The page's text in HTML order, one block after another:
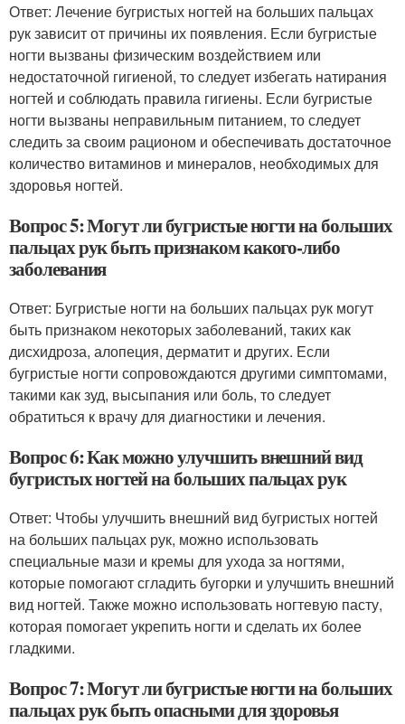
Ответ: Лечение бугристых ногтей на больших пальцах
рук зависит от причины их появления. Если бугристые
ногти вызваны физическим воздействием или
недостаточной гигиеной, то следует избегать натирания
ногтей и соблюдать правила гигиены. Если бугристые
ногти вызваны неправильным питанием, то следует
следить за своим рационом и обеспечивать достаточное
количество витаминов и минералов, необходимых для
здоровья ногтей.
Вопрос 5: Могут ли бугристые ногти на больших
пальцах рук быть признаком какого-либо
заболевания
Ответ: Бугристые ногти на больших пальцах рук могут
быть признаком некоторых заболеваний, таких как
дисхидроза, алопеция, дерматит и других. Если
бугристые ногти сопровождаются другими симптомами,
такими как зуд, высыпания или боль, то следует
обратиться к врачу для диагностики и лечения.
Вопрос 6: Как можно улучшить внешний вид
бугристых ногтей на больших пальцах рук
Ответ: Чтобы улучшить внешний вид бугристых ногтей
на больших пальцах рук, можно использовать
специальные мази и кремы для ухода за ногтями,
которые помогают сгладить бугорки и улучшить внешний
вид ногтей. Также можно использовать ногтевую пасту,
которая помогает укрепить ногти и сделать их более
гладкими.
Вопрос 7: Могут ли бугристые ногти на больших
пальцах рук быть опасными для здоровья